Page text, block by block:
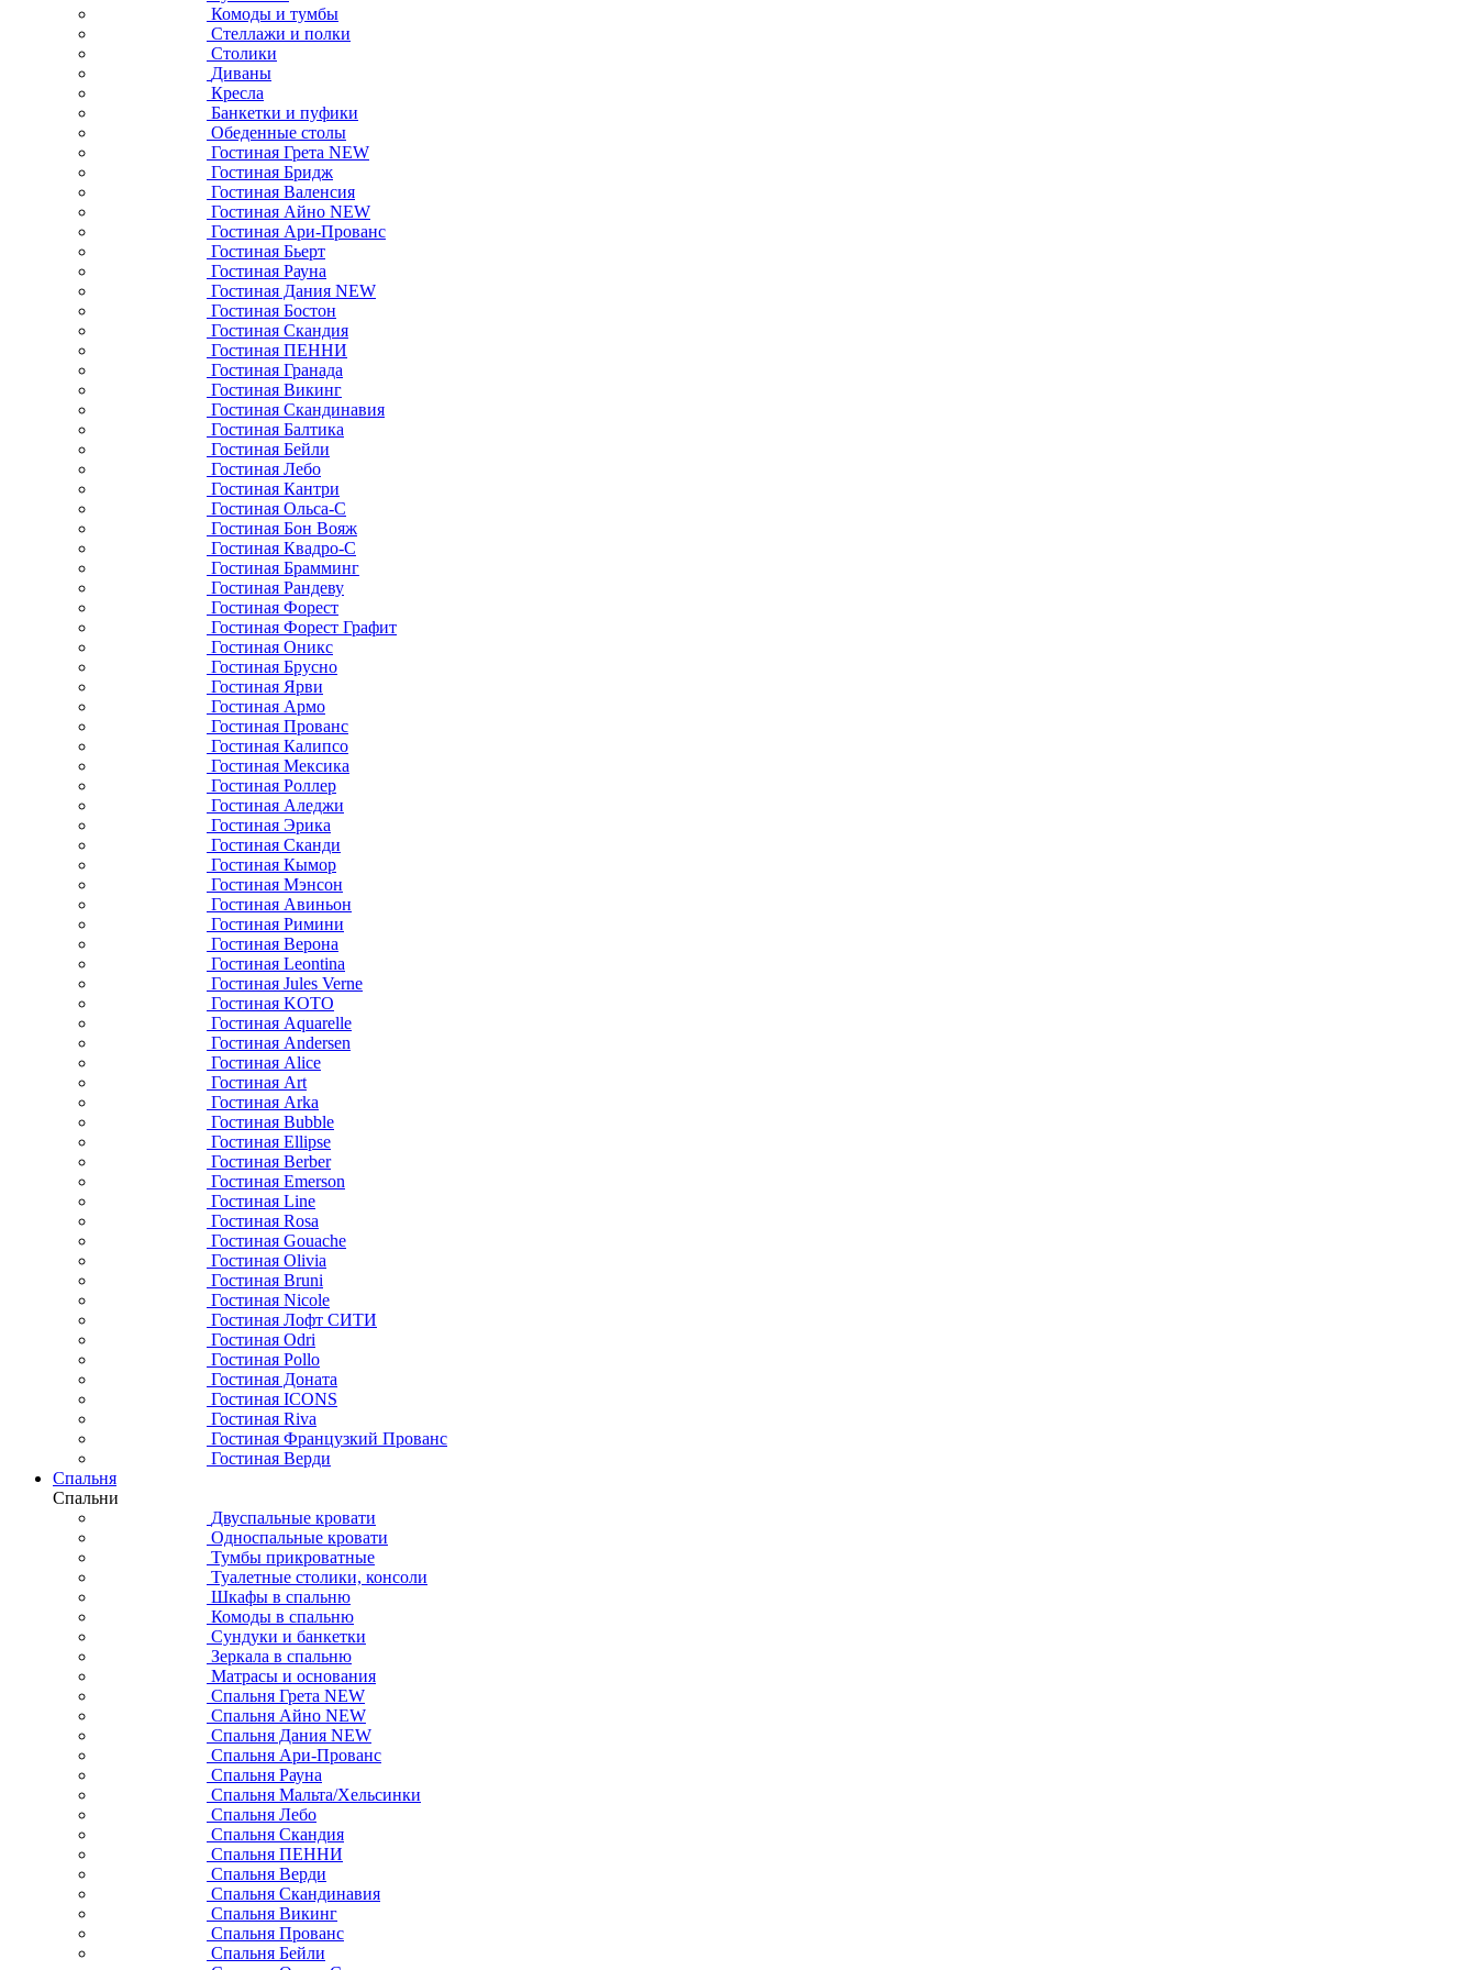
Комоды и тумбы
Стеллажи и полки
Столики
Диваны
Кресла
Банкетки и пуфики
Обеденные столы
Гостиная Грета NEW
Гостиная Бридж
Гостиная Валенсия
Гостиная Айно NEW
Гостиная Ари-Прованс
Гостиная Бьерт
Гостиная Рауна
Гостиная Дания NEW
Гостиная Бостон
Гостиная Скандия
Гостиная ПЕННИ
Гостиная Гранада
Гостиная Викинг
Гостиная Скандинавия
Гостиная Балтика
Гостиная Бейли
Гостиная Лебо
Гостиная Кантри
Гостиная Ольса-С
Гостиная Бон Вояж
Гостиная Квадро-С
Гостиная Брамминг
Гостиная Рандеву
Гостиная Форест
Гостиная Форест Графит
Гостиная Оникс
Гостиная Брусно
Гостиная Ярви
Гостиная Армо
Гостиная Прованс
Гостиная Калипсо
Гостиная Мексика
Гостиная Роллер
Гостиная Аледжи
Гостиная Эрика
Гостиная Сканди
Гостиная Кымор
Гостиная Мэнсон
Гостиная Авиньон
Гостиная Римини
Гостиная Верона
Гостиная Leontina
Гостиная Jules Verne
Гостиная KOTO
Гостиная Aquarelle
Гостиная Andersen
Гостиная Alice
Гостиная Art
Гостиная Arka
Гостиная Bubble
Гостиная Ellipse
Гостиная Berber
Гостиная Emerson
Гостиная Line
Гостиная Rosa
Гостиная Gouache
Гостиная Olivia
Гостиная Bruni
Гостиная Nicole
Гостиная Лофт СИТИ
Гостиная Odri
Гостиная Pollo
Гостиная Доната
Гостиная ICONS
Гостиная Riva
Гостиная Французкий Прованс
Гостиная Верди
Спальня
Спальни
Двуспальные кровати
Односпальные кровати
Тумбы прикроватные
Туалетные столики, консоли
Шкафы в спальню
Комоды в спальню
Сундуки и банкетки
Зеркала в спальню
Матрасы и основания
Спальня Грета NEW
Спальня Айно NEW
Спальня Дания NEW
Спальня Ари-Прованс
Спальня Рауна
Спальня Мальта/Хельсинки
Спальня Лебо
Спальня Скандия
Спальня ПЕННИ
Спальня Верди
Спальня Скандинавия
Спальня Викинг
Спальня Прованс
Спальня Бейли